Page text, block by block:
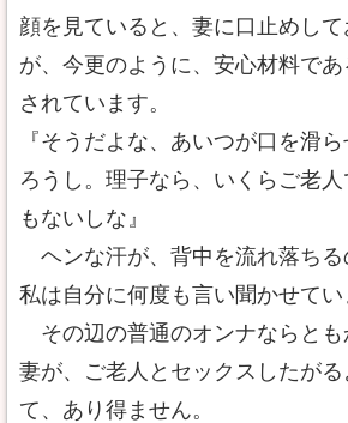
顔を見ていると、妻に口止めし
が、今更のように、安心材料で
されています。
『そうだよな、あいつが口を滑
ろうし。理子なら、いくらご老
もないしな』
ヘンな汗が、背中を流れ落ちる
私は自分に何度も言い聞かせてい
その辺の普通のオンナならとも
妻が、ご老人とセックスしたが
て、あり得ません。